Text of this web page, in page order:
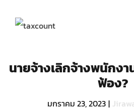
นายจ้างเลิกจ้างพนักงา
ฟ้อง?
มกราคม 23, 2023 |